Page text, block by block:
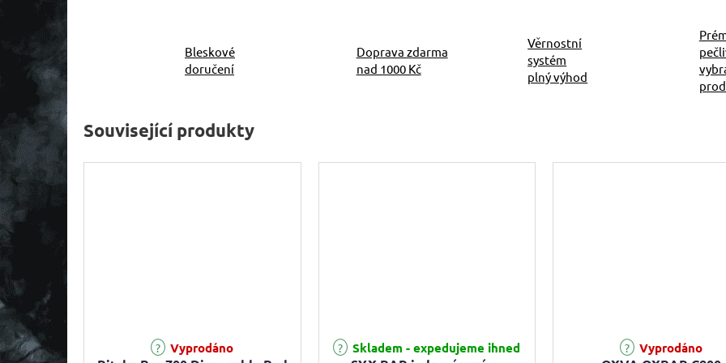
Bleskové
doručení
Doprava zdarma
nad 1000 Kč
Věrnostní
systém
plný výhod
Související produkty
Vyprodáno Skladem - expedujeme ihned Vyprodáno